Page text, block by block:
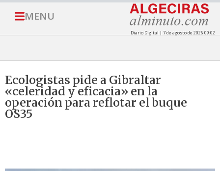
MENU
Diario Digital | 7 de agosto de 2026 09:02
Ecologistas pide a Gibraltar
«celeridad y eficacia» en la
operación para reflotar el buque
OS35